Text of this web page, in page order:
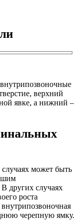
верхний
явке, а нижний –
может быть
других случаях
роста
черепную ямку.